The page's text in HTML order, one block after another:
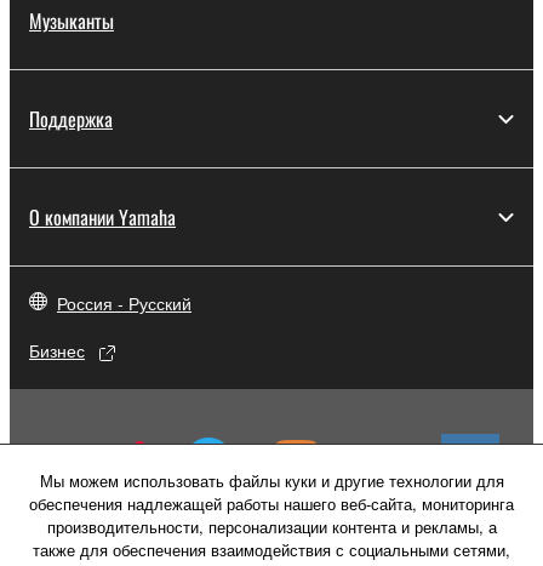
Музыканты
Поддержка
О компании Yamaha
Россия - Русский
Бизнес
Мы можем использовать файлы куки и другие технологии для
обеспечения надлежащей работы нашего веб-сайта, мониторинга
производительности, персонализации контента и рекламы, а
также для обеспечения взаимодействия с социальными сетями,